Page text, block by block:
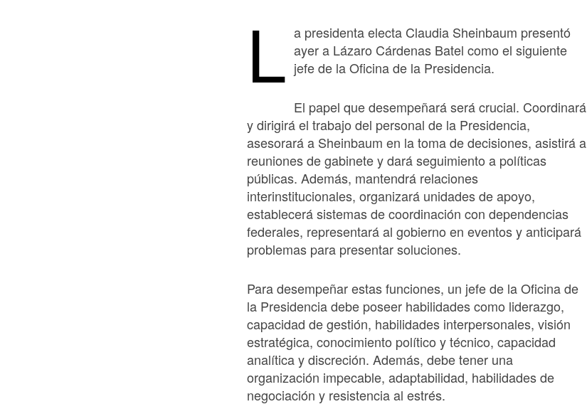
L a presidenta electa Claudia Sheinbaum presentó
ayer a Lázaro Cárdenas Batel como el siguiente
jefe de la Oficina de la Presidencia.
El papel que desempeñará será crucial. Coordinará
y dirigirá el trabajo del personal de la Presidencia,
asesorará a Sheinbaum en la toma de decisiones, asistirá a
reuniones de gabinete y dará seguimiento a políticas
públicas. Además, mantendrá relaciones
interinstitucionales, organizará unidades de apoyo,
establecerá sistemas de coordinación con dependencias
federales, representará al gobierno en eventos y anticipará
problemas para presentar soluciones.
Para desempeñar estas funciones, un jefe de la Oficina de
la Presidencia debe poseer habilidades como liderazgo,
capacidad de gestión, habilidades interpersonales, visión
estratégica, conocimiento político y técnico, capacidad
analítica y discreción. Además, debe tener una
organización impecable, adaptabilidad, habilidades de
negociación y resistencia al estrés.